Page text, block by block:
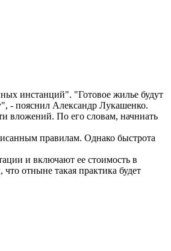
инстанций". "Готовое жилье будут
- пояснил Александр Лукашенко.
вложений. По его словам, начниать
правилам. Однако быстрота
и включают ее стоимость в
отныне такая практика будет